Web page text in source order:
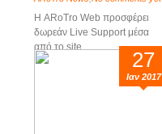
Η ARoTro Web προσφέρει
δωρεάν Live Support μέσα
από το site ...
27
Ιαν 2017